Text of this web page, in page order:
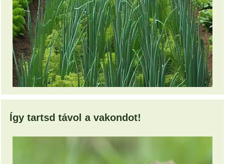
Így tartsd távol a vakondot!